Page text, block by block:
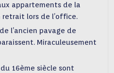
appartements de la
lors de l’office.
l’ancien pavage de
Miraculeusement
16ème siècle sont